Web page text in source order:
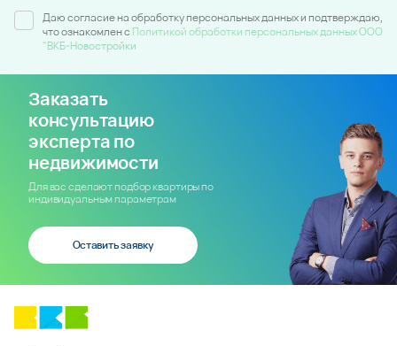
Даю согласие на обработку персональных данных и подтверждаю,
что ознакомлен c Политикой обработки персональных данных ООО
"ВКБ-Новостройки
Заказать
консультацию
эксперта по
недвижимости
Для вас сделают подбор квартиры по
индивидуальным параметрам
Оставить заявку